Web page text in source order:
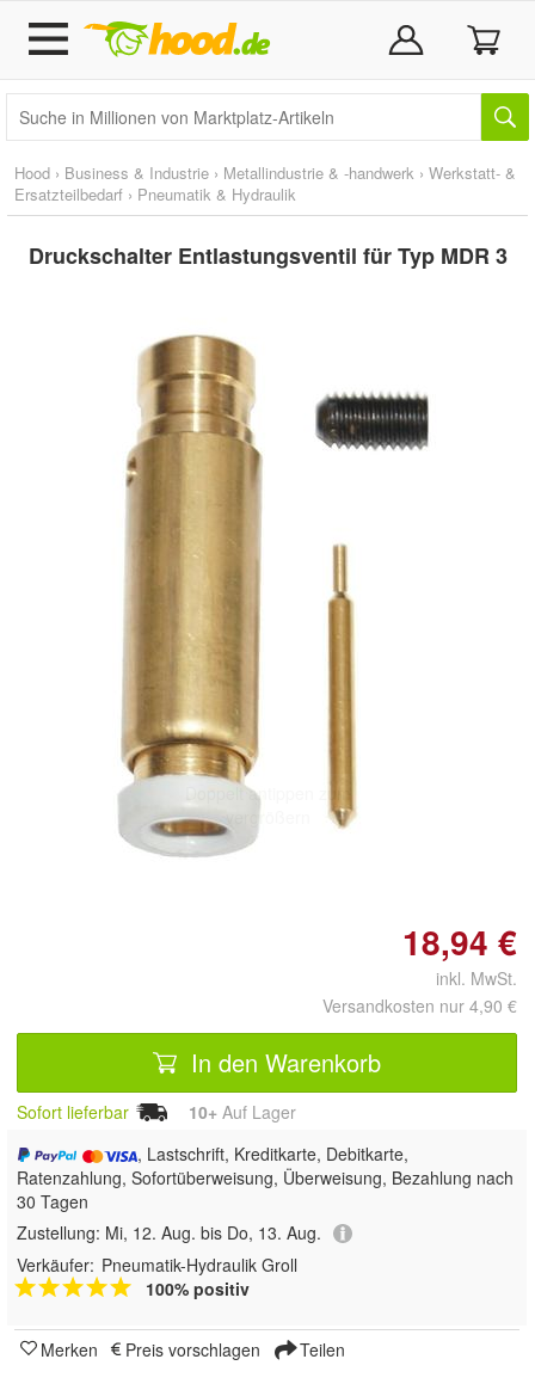
Hood › Business & Industrie › Metallindustrie & -handwerk › Werkstatt- &
Ersatzteilbedarf › Pneumatik & Hydraulik
Druckschalter Entlastungsventil für Typ MDR 3
Doppelt antippen zum
vergrößern
18,94 €
inkl. MwSt.
Versandkosten nur 4,90 €
In den Warenkorb
Sofort lieferbar 10+ Auf Lager
, Lastschrift, Kreditkarte, Debitkarte,
Ratenzahlung, Sofortüberweisung, Überweisung, Bezahlung nach
30 Tagen
Zustellung: Mi, 12. Aug. bis Do, 13. Aug.
Verkäufer: Pneumatik-Hydraulik Groll
100% positiv
Merken Preis vorschlagen Teilen